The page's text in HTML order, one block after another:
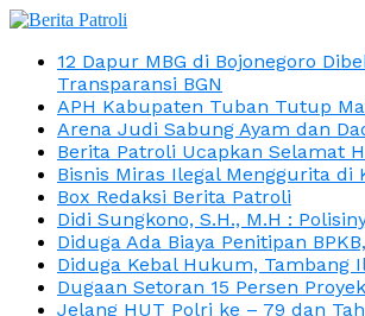
12 Dapur MBG di Bojonegoro
Transparansi BGN
APH Kabupaten Tuban Tutup
Arena Judi Sabung Ayam dan
Berita Patroli Ucapkan Selamat
Bisnis Miras Ilegal Menggurita di
Box Redaksi Berita Patroli
Didi Sungkono, S.H., M.H :
Diduga Ada Biaya Penitipan
Diduga Kebal Hukum, Tambang
Dugaan Setoran 15 Persen
Jelang HUT Polri ke – 79 dan